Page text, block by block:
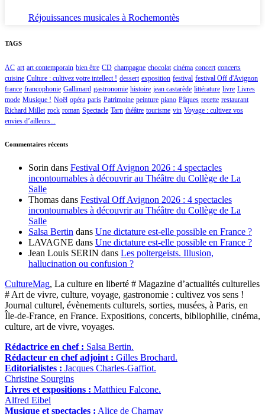
Réjouissances musicales à Rochemontès
TAGS
AC art art contemporain bien être CD champagne chocolat cinéma concert concerts
cuisine Culture : cultivez votre intellect ! dessert exposition festival festival Off d'Avignon
france francophonie Gallimard gastronomie histoire jean castarède littérature livre Livres
mode Musique ! Noël opéra paris Patrimoine peinture piano Pâques recette restaurant
Richard Millet rock roman Spectacle Tarn théâtre tourisme vin Voyage : cultivez vos
envies d’ailleurs...
Commentaires récents
Sorin dans Festival Off Avignon 2026 : 4 spectacles
incontournables à découvrir au Théâtre du Collège de La
Salle
Thomas dans Festival Off Avignon 2026 : 4 spectacles
incontournables à découvrir au Théâtre du Collège de La
Salle
Salsa Bertin dans Une dictature est-elle possible en France ?
LAVAGNE dans Une dictature est-elle possible en France ?
Jean Louis SERIN dans Les poltergeists. Illusion,
hallucination ou confusion ?
CultureMag, La culture en liberté # Magazine d’actualités culturelles
# Art de vivre, culture, voyage, gastronomie : cultivez vos sens !
Journal culturel, évènements culturels, sorties, musées, à Paris, en
Île-de-France, en France. Expositions, concerts, bibliophilie, cinéma,
culture, art de vivre, voyages.
Rédactrice en chef : Salsa Bertin.
Rédacteur en chef adjoint : Gilles Brochard.
Editorialistes : Jacques Charles-Gaffiot.
Christine Sourgins
Livres et expositions : Matthieu Falcone.
Alfred Eibel
Musique et spectacles : Alice de Charnay